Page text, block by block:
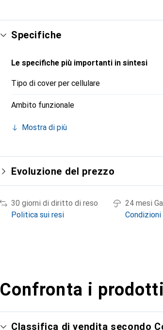
Specifiche
Le specifiche più importanti in sintesi
Tipo di cover per cellulare
Ambito funzionale
Mostra di più
Evoluzione del prezzo
30 giorni di diritto di reso
Politica sui resi
24 mesi
Condizioni
Confronta i prodotti
Classifica di vendita secondo